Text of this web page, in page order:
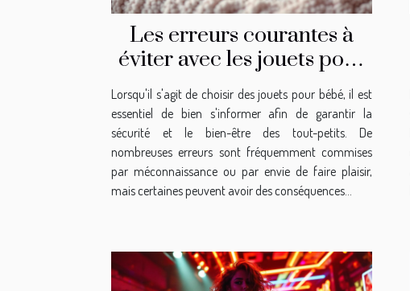
Les erreurs courantes à
éviter avec les jouets pour
bébé
Lorsqu'il s'agit de choisir des jouets pour bébé, il est
essentiel de bien s'informer afin de garantir la
sécurité et le bien-être des tout-petits. De
nombreuses erreurs sont fréquemment commises
par méconnaissance ou par envie de faire plaisir,
mais certaines peuvent avoir des conséquences...